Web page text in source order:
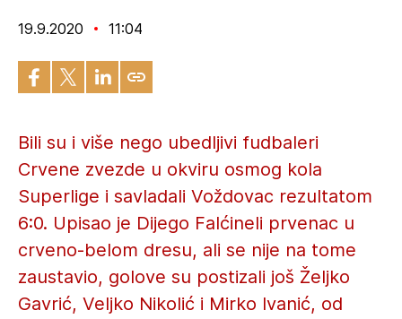
19.9.2020 11:04
Bili su i više nego ubedljivi fudbaleri
Crvene zvezde u okviru osmog kola
Superlige i savladali Voždovac rezultatom
6:0. Upisao je Dijego Falćineli prvenac u
crveno-belom dresu, ali se nije na tome
zaustavio, golove su postizali još Željko
Gavrić, Veljko Nikolić i Mirko Ivanić, od